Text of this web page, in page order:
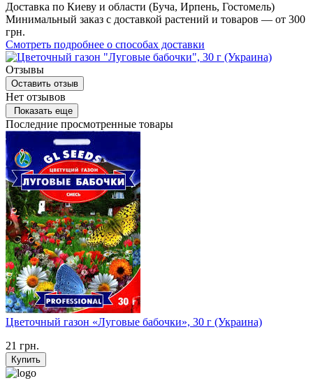
Доставка по Киеву и области (Буча, Ирпень, Гостомель)
Минимальный заказ с доставкой растений и товаров — от 300
грн.
Смотреть подробнее о способах доставки
Отзывы
Оставить отзыв
Нет отзывов
Показать еще
Последние просмотренные товары
Цветочный газон «Луговые бабочки», 30 г (Украина)
21 грн.
Купить